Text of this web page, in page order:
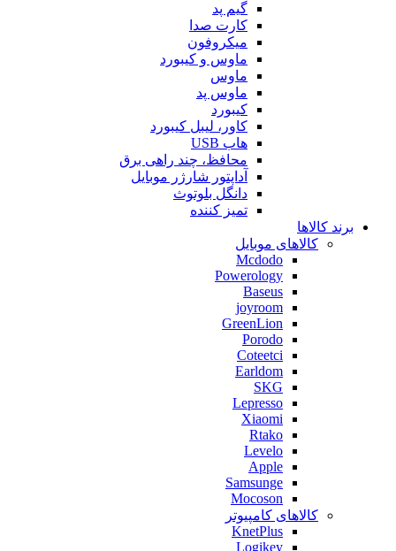
گیم پد
کارت صدا
میکروفون
ماوس و کیبورد
ماوس
ماوس پد
کیبورد
کاور، لیبل کیبورد
هاب USB
محافظ، چند راهی برق
آداپتور شارژر موبایل
دانگل بلوتوث
تمیز کننده
برند کالاها
کالاهای موبایل
Mcdodo
Powerology
Baseus
joyroom
GreenLion
Porodo
Coteetci
Earldom
SKG
Lepresso
Xiaomi
Rtako
Levelo
Apple
Samsunge
Mocoson
کالاهای کامپیوتر
KnetPlus
Logikey